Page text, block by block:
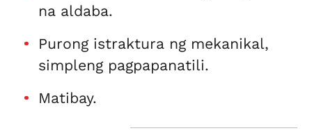
na aldaba.
Purong istraktura ng mekanikal,
simpleng pagpapanatili.
Matibay.